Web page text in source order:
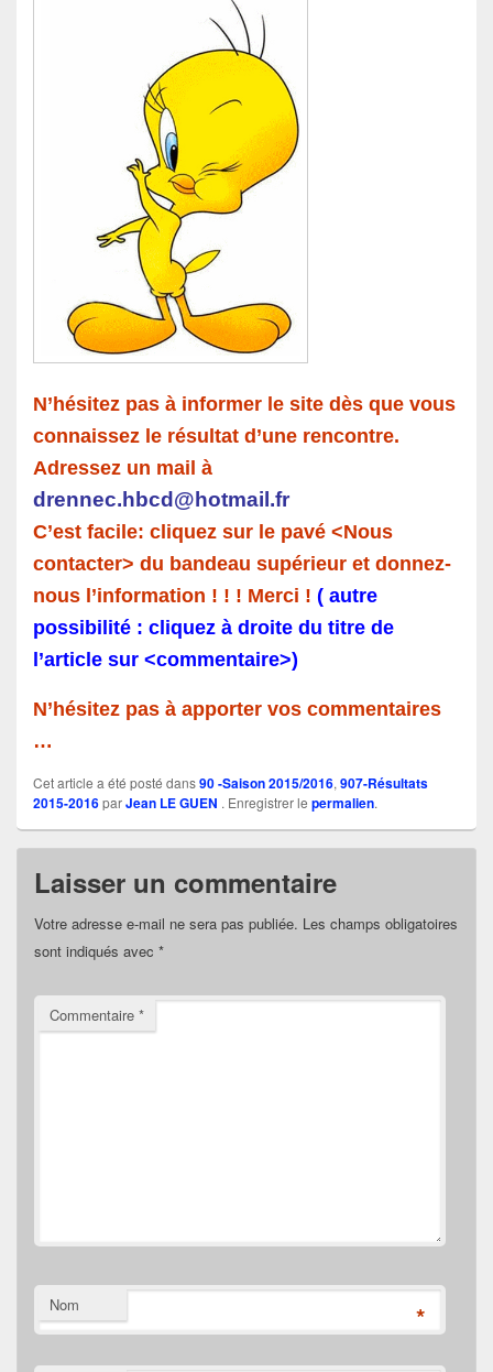
N’hésitez pas à informer le site dès que vous
connaissez le résultat d’une rencontre.
Adressez un mail à
drennec.hbcd@hotmail.fr
C’est facile: cliquez sur le pavé <Nous
contacter> du bandeau supérieur et donnez-
nous l’information ! ! ! Merci ! ( autre
possibilité : cliquez à droite du titre de
l’article sur <commentaire>)
N’hésitez pas à apporter vos commentaires
…
Cet article a été posté dans90 -Saison 2015/2016, 907-Résultats
2015-2016parJean LE GUEN . Enregistrer le permalien.
Laisser un commentaire
Votre adresse e-mail ne sera pas publiée. Les champs obligatoires
sont indiqués avec *
Commentaire *
Nom *